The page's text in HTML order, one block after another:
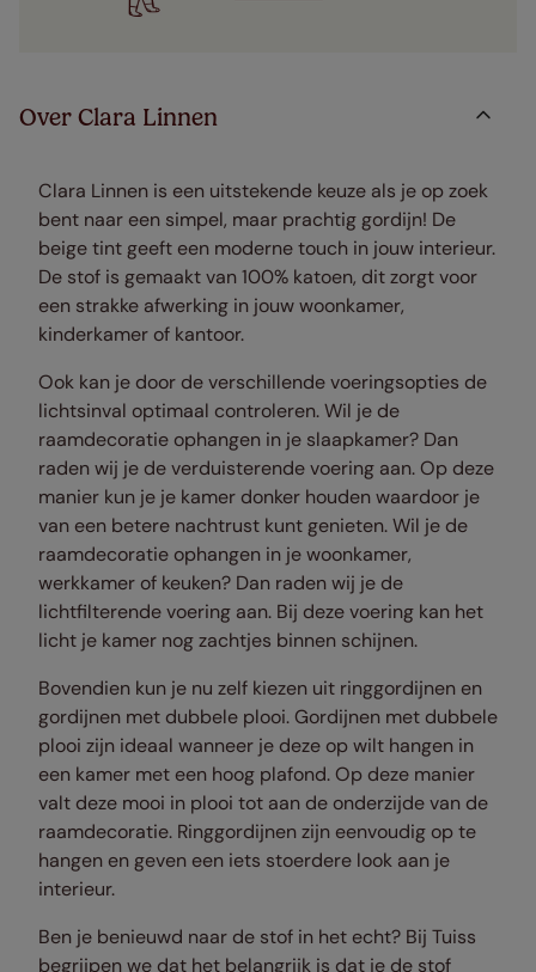
Over Clara Linnen
Clara Linnen is een uitstekende keuze als je op zoek
bent naar een simpel, maar prachtig gordijn! De
beige tint geeft een moderne touch in jouw interieur.
De stof is gemaakt van 100% katoen, dit zorgt voor
een strakke afwerking in jouw woonkamer,
kinderkamer of kantoor.
Ook kan je door de verschillende voeringsopties de
lichtsinval optimaal controleren. Wil je de
raamdecoratie ophangen in je slaapkamer? Dan
raden wij je de verduisterende voering aan. Op deze
manier kun je je kamer donker houden waardoor je
van een betere nachtrust kunt genieten. Wil je de
raamdecoratie ophangen in je woonkamer,
werkkamer of keuken? Dan raden wij je de
lichtfilterende voering aan. Bij deze voering kan het
licht je kamer nog zachtjes binnen schijnen.
Bovendien kun je nu zelf kiezen uit ringgordijnen en
gordijnen met dubbele plooi. Gordijnen met dubbele
plooi zijn ideaal wanneer je deze op wilt hangen in
een kamer met een hoog plafond. Op deze manier
valt deze mooi in plooi tot aan de onderzijde van de
raamdecoratie. Ringgordijnen zijn eenvoudig op te
hangen en geven een iets stoerdere look aan je
interieur.
Ben je benieuwd naar de stof in het echt? Bij Tuiss
begrijpen we dat het belangrijk is dat je de stof